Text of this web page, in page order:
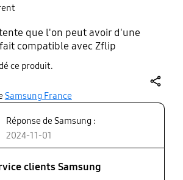
que l'on peut avoir d'une
compatible avec Zflip
ce produit.
Samsung France
Réponse de Samsung :
2024-11-01
clients Samsung